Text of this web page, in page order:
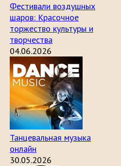
Фестивали воздушных
шаров: Красочное
торжество культуры и
творчества
04.06.2026
Танцевальная музыка
онлайн
30.05.2026